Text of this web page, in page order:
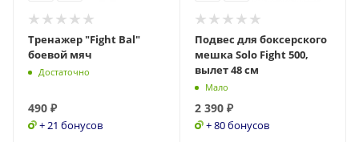
Тренажер "Fight Bal"
боевой мяч
Достаточно
490 ₽
+ 21 бонусов
Подвес для боксерского
мешка Solo Fight 500,
вылет 48 см
Мало
2 390₽
+ 80 бонусов